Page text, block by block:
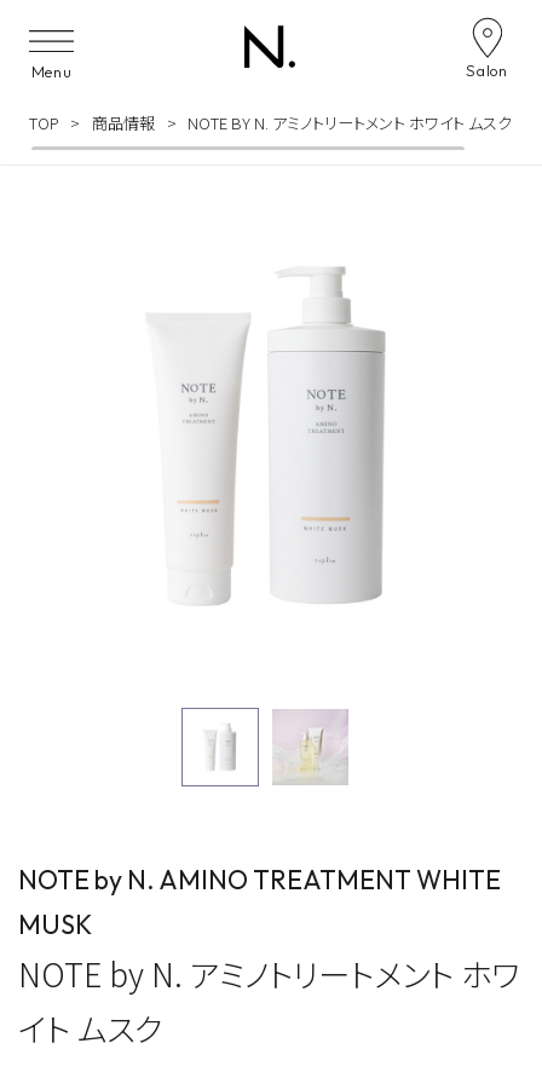
Menu Salon
TOP 商品情報 NOTE BY N. アミノトリートメント ホワイト ムスク
NOTE by N. AMINO TREATMENT WHITE
MUSK
NOTE by N. アミノトリートメント ホワ
イト ムスク